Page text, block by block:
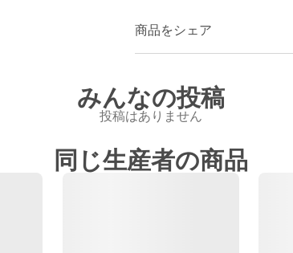
商品をシェア
みんなの投稿
投稿はありません
同じ生産者の商品